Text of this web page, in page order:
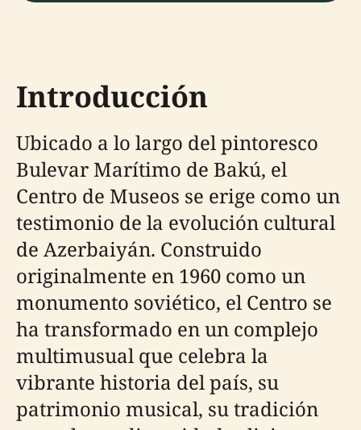
Introducción
Ubicado a lo largo del pintoresco
Bulevar Marítimo de Bakú, el
Centro de Museos se erige como un
testimonio de la evolución cultural
de Azerbaiyán. Construido
originalmente en 1960 como un
monumento soviético, el Centro se
ha transformado en un complejo
multimusual que celebra la
vibrante historia del país, su
patrimonio musical, su tradición